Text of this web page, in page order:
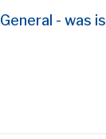
- was